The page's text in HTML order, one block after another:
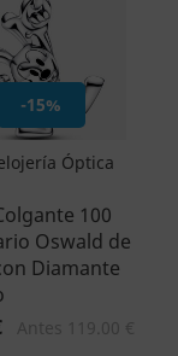
-15%
Óptica
100
Oswald de
Diamante